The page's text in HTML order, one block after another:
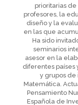
prioritarias
profesores, la
diseño y la
en las que
Ha sido
seminarios
asesor en la
diferentes países
y grupos
Matemática.
Pensamiento
Española de